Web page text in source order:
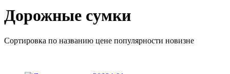
Дорожные сумки
Сортировка по названию цене популярности новизне